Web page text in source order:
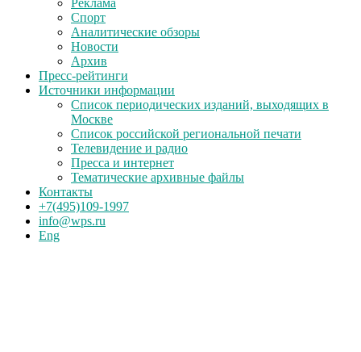
Реклама
Спорт
Аналитические обзоры
Новости
Архив
Пресс-рейтинги
Источники информации
Список периодических изданий, выходящих в
Москве
Список российской региональной печати
Телевидение и радио
Пресса и интернет
Тематические архивные файлы
Контакты
+7(495)109-1997
info@wps.ru
Eng